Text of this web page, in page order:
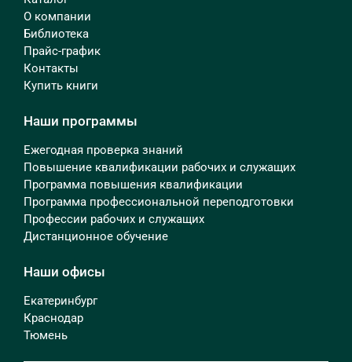
О компании
Библиотека
Прайс-график
Контакты
Купить книги
Наши программы
Ежегодная проверка знаний
Повышение квалификации рабочих и служащих
Программа повышения квалификации
Программа профессиональной переподготовки
Профессии рабочих и служащих
Дистанционное обучение
Наши офисы
Екатеринбург
Краснодар
Тюмень